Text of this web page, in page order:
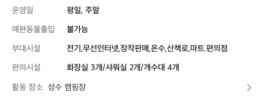
운영일
평일, 주말
애완동물출입
불가능
부대시설
전기,무선인터넷,장작판매,온수,산책로,마트.편의점
편의시설
화장실 3개/샤워실 2개/개수대 4개
활동 장소 성수 캠핑장